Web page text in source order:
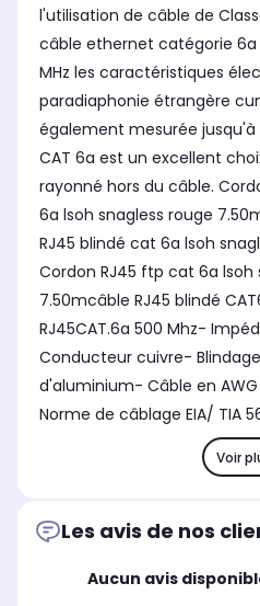
l'utilisation de câble de
câble ethernet catégorie 6a
MHz les caractéristiques
paradiaphonie étrangère
également mesurée jusqu'à
CAT 6a est un excellent
rayonné hors du câble.
6a lsoh snagless rouge
RJ45 blindé cat 6a lsoh
Cordon RJ45 ftp cat 6a lsoh
7.50mcâble RJ45 blindé
RJ45CAT.6a 500 Mhz-
Conducteur cuivre-
d'aluminium- Câble en
Norme de câblage EIA/ TIA
Voir
Les avis de nos
Aucun avis